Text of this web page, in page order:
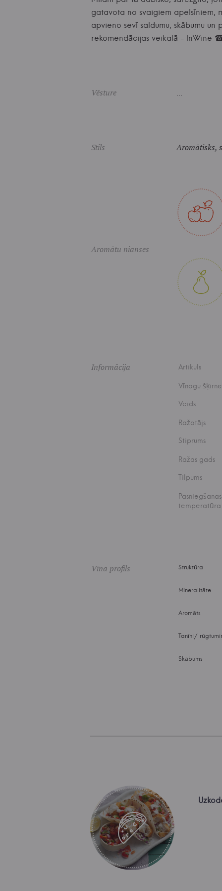
gatavota no svaigiem apelsīniem,
apvieno sevī saldumu, skābumu
rekomendācijas veikalā - InWine
Vēsture ...
Stils Aromātisks,
Aromātu nianses
Informācija Artikuls
Vīnogu šķirne
Veids
Ražotājs
Stiprums
Ražas gads
Tilpums
Pasniegšanas
temperatūra
Vīna profils Struktūra
Mineralitāte
Aromāts
Tanīni/
Skābums